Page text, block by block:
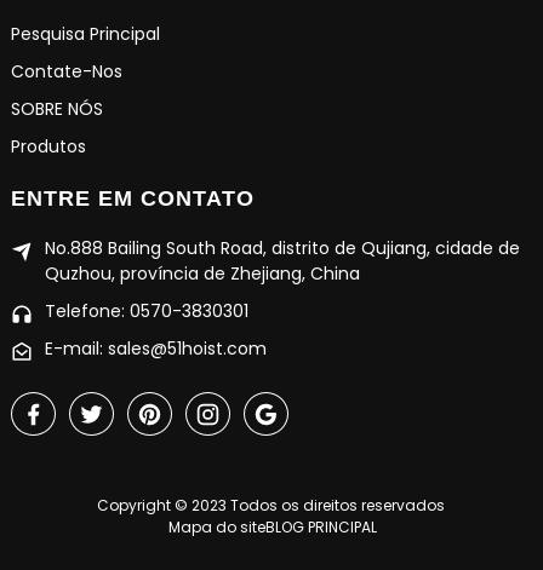
Pesquisa Principal
Contate-Nos
SOBRE NÓS
Produtos
ENTRE EM CONTATO
No.888 Bailing South Road, distrito de Qujiang, cidade de
Quzhou, província de Zhejiang, China
Telefone: 0570-3830301
E-mail: sales@51hoist.com
Copyright © 2023 Todos os direitos reservados
Mapa do siteBLOG PRINCIPAL